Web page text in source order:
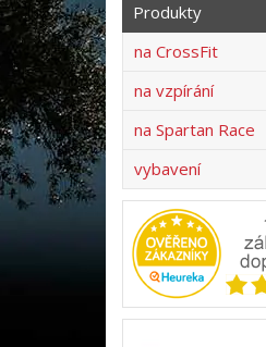
Produkty
na CrossFit
na vzpírání
na Spartan Race
vybavení